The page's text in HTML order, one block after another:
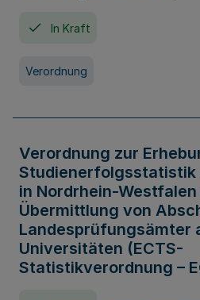
In Kraft
Verordnung
Verordnung zur
Studienerfolgsstatistik
in Nordrhein-Westfalen
Übermittlung von
Landesprüfungsämter
Universitäten (ECTS-
Statistikverordnung –